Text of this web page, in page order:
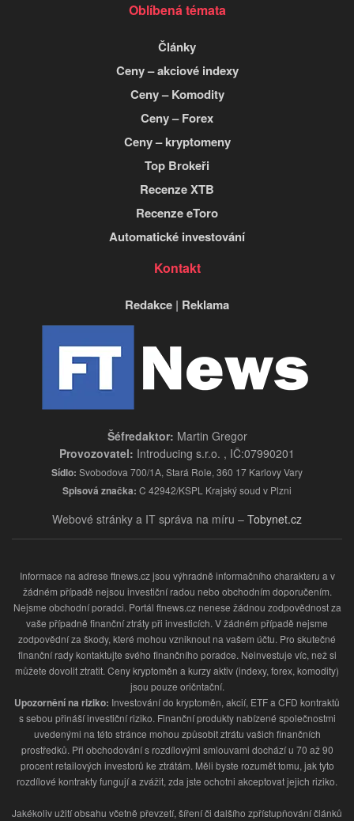
Oblíbená témata
Články
Ceny – akciové indexy
Ceny – Komodity
Ceny – Forex
Ceny – kryptomeny
Top Brokeři
Recenze XTB
Recenze eToro
Automatické investování
Kontakt
Redakce | Reklama
Šéfredaktor: Martin Gregor
Provozovatel: Introducing s.r.o. , IČ:07990201
Sídlo: Svobodova 700/1A, Stará Role, 360 17 Karlovy Vary
Spisová značka: C 42942/KSPL Krajský soud v Plzni
Webové stránky a IT správa na míru – Tobynet.cz
Informace na adrese ftnews.cz jsou výhradně informačního charakteru a v
žádném případě nejsou investiční radou nebo obchodním doporučením.
Nejsme obchodní poradci. Portál ftnews.cz nenese žádnou zodpovědnost za
vaše případně finanční ztráty při investicích. V žádném případě nejsme
zodpovědní za škody, které mohou vzniknout na vašem účtu. Pro skutečné
finanční rady kontaktujte svého finančního poradce. Neinvestuje víc, než si
můžete dovolit ztratit. Ceny kryptoměn a kurzy aktiv (indexy, forex, komodity)
jsou pouze oričntační.
Upozornění na riziko: Investování do kryptoměn, akcií, ETF a CFD kontraktů
s sebou přináší investiční riziko. Finanční produkty nabízené společnostmi
uvedenými na této stránce mohou způsobit ztrátu vašich finančních
prostředků. Při obchodování s rozdílovými smlouvami dochází u 70 až 90
procent retailových investorů ke ztrátám. Měli byste rozumět tomu, jak tyto
rozdílové kontrakty fungují a zvážit, zda jste ochotni akceptovat jejich riziko.
Jakékoliv užití obsahu včetně převzetí, šíření či dalšího zpřístupňování článků